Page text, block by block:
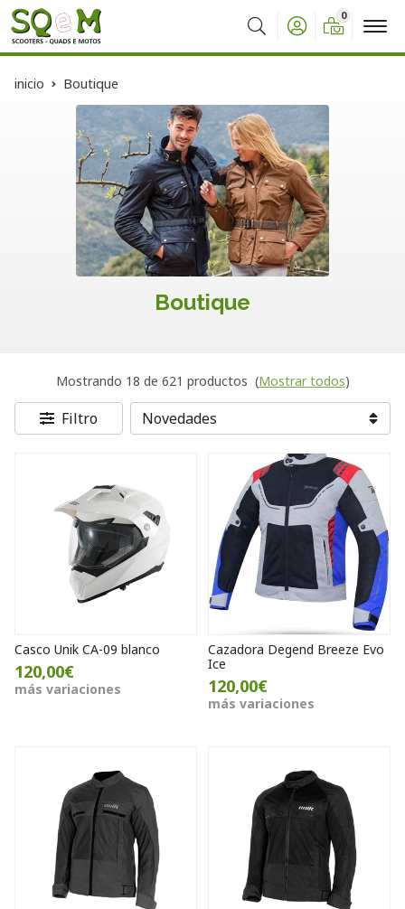
Buscar
0
inicio Boutique
Boutique
Mostrando 18 de 621 productos (Mostrar todos)
Filtro
Casco Unik CA-09 blanco
120,00€
más variaciones
Cazadora Degend Breeze Evo
Ice
120,00€
más variaciones